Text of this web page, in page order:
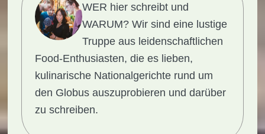
WER hier schreibt und
WARUM? Wir sind eine lustige
Truppe aus leidenschaftlichen
Food-Enthusiasten, die es lieben,
kulinarische Nationalgerichte rund um
den Globus auszuprobieren und darüber
zu schreiben.